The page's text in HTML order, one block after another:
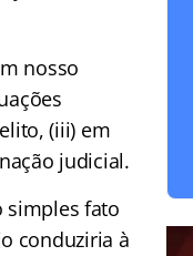
nosso
(iii) em
judicial.
simples fato
conduziria à